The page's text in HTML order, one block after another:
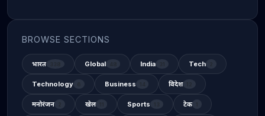
BROWSE SECTIONS
भारत Global India Tech
Technology Business विदेश
मनोरंजन खेल Sports टेक